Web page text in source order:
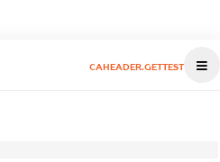
CAHEADER.GETTEST